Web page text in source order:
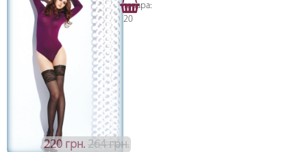
товара:
20
220 грн.264 грн.